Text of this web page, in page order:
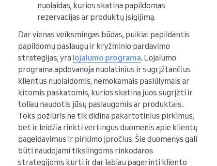
nuolaidas, kurios skatina papildomas
rezervacijas ar produktų įsigijimą.
Dar vienas veiksmingas būdas, puikiai papildantis
papildomų paslaugų ir kryžminio pardavimo
strategijas, yra lojalumo programa. Lojalumo
programa apdovanoja nuolatinius ir sugrįžtančius
klientus nuolaidomis, nemokamais pasiūlymais ar
kitomis paskatomis, kurios skatina juos sugrįžti ir
toliau naudotis jūsų paslaugomis ar produktais.
Toks požiūris ne tik didina pakartotinius pirkimus,
bet ir leidžia rinkti vertingus duomenis apie klientų
pageidavimus ir pirkimo įpročius. Šie duomenys gali
būti naudojami tikslingoms rinkodaros
strategijoms kurti ir dar labiau pagerinti kliento